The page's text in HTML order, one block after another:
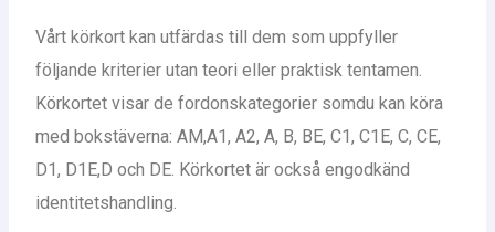
Vårt körkort kan utfärdas till dem som uppfyller
följande kriterier utan teori eller praktisk tentamen.
Körkortet visar de fordonskategorier somdu kan köra
med bokstäverna: AM,A1, A2, A, B, BE, C1, C1E, C, CE,
D1, D1E,D och DE. Körkortet är också engodkänd
identitetshandling.